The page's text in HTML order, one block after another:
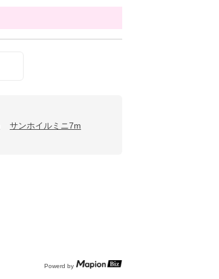
サンホイルミニ7m
Powerd by